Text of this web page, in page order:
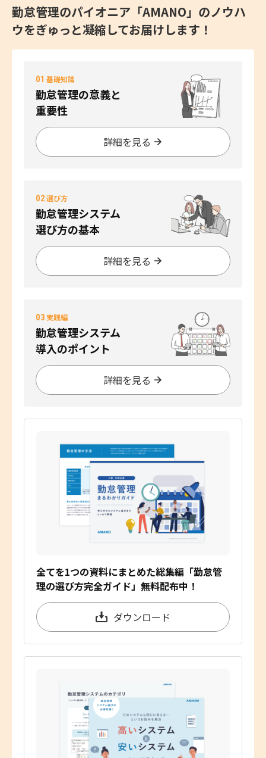
勤怠管理のパイオニア「AMANO」のノウハ
ウをぎゅっと凝縮してお届けします！
01 基礎知識
勤怠管理の意義と
重要性
詳細を見る
02選び方
勤怠管理システム
選び方の基本
詳細を見る
03実践編
勤怠管理システム
導入のポイント
詳細を見る
全てを1つの資料にまとめた総集編「勤怠管
理の選び方完全ガイド」無料配布中！
ダウンロード